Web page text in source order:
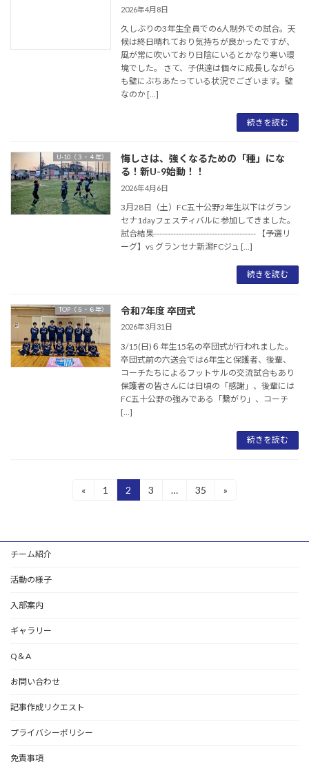
2026年4月8日
久しぶりの3年生全員での6人制外での試合。天
候は終日晴れており気持ちが良かったですが、
風が常に吹いており日陰にいるとかなり寒い環
境でした。 さて、子供達は個々に成長しながら
も壁にぶちあたっている状況でございます。壁
なのか […]
続きを読む
U-10（３・４年）
悔しさは、強くなるための「種」にな
る！新U-9始動！！
2026年4月6日
3月28日（土）FC五十公野2年生以下はグラン
セナ1dayフェスティバルに参加してきました。
試合結果------------------------------------- 【予選リ
ーグ】vs グランセナ新潟FCジュ […]
続きを読む
TOP（５・６年） 令和7年度 卒団式
2026年3月31日
3/15(日)６年生15名の卒団式が行われました。
卒団式前の六送会では6年生と保護者、後輩、
コーチたちによるフットサルの交流試合もあり
保護者の皆さんには日頃の「感謝」、後輩には
FC五十公野の強みである「繋がり」、コーチ
[…]
続きを読む
の
ペ
ー
ジ
送
り
«
固
ジ
1
固
定
ジ
2
固
ジ
3 …
固
ジ
35 »
チーム紹介
活動の様子
入部案内
ギャラリー
Q＆A
お問い合わせ
記事作成リクエスト
プライバシーポリシー
免責事項